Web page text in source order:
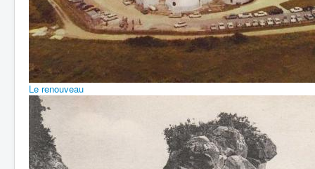
Le renouveau